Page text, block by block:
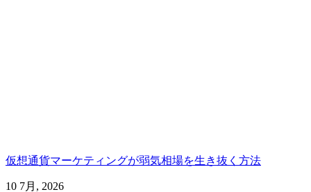
仮想通貨マーケティングが弱気相場を生き抜く方法
10 7月, 2026